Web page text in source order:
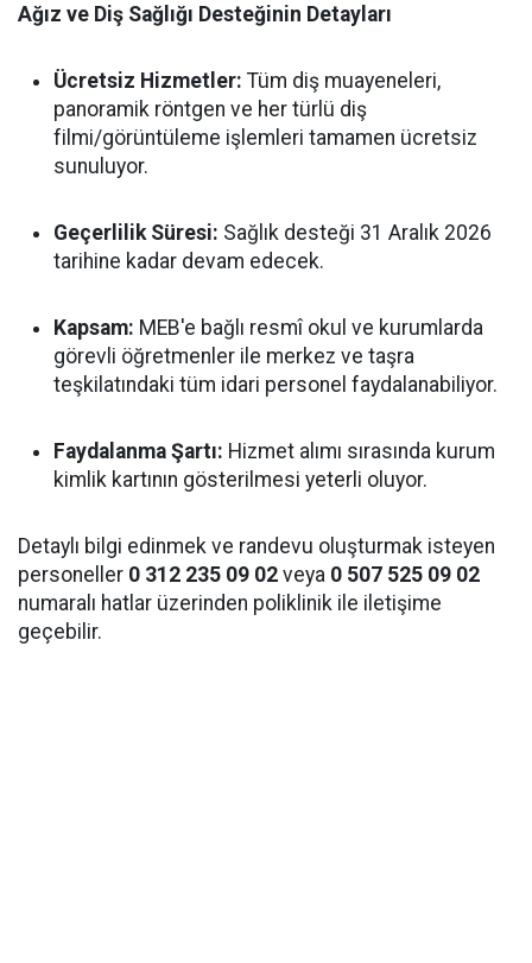
Ağız ve Diş Sağlığı Desteğinin Detayları
Ücretsiz Hizmetler: Tüm diş muayeneleri,
panoramik röntgen ve her türlü diş
filmi/görüntüleme işlemleri tamamen ücretsiz
sunuluyor.
Geçerlilik Süresi: Sağlık desteği 31 Aralık 2026
tarihine kadar devam edecek.
Kapsam: MEB'e bağlı resmî okul ve kurumlarda
görevli öğretmenler ile merkez ve taşra
teşkilatındaki tüm idari personel faydalanabiliyor.
Faydalanma Şartı: Hizmet alımı sırasında kurum
kimlik kartının gösterilmesi yeterli oluyor.
Detaylı bilgi edinmek ve randevu oluşturmak isteyen
personeller 0 312 235 09 02 veya 0 507 525 09 02
numaralı hatlar üzerinden poliklinik ile iletişime
geçebilir.